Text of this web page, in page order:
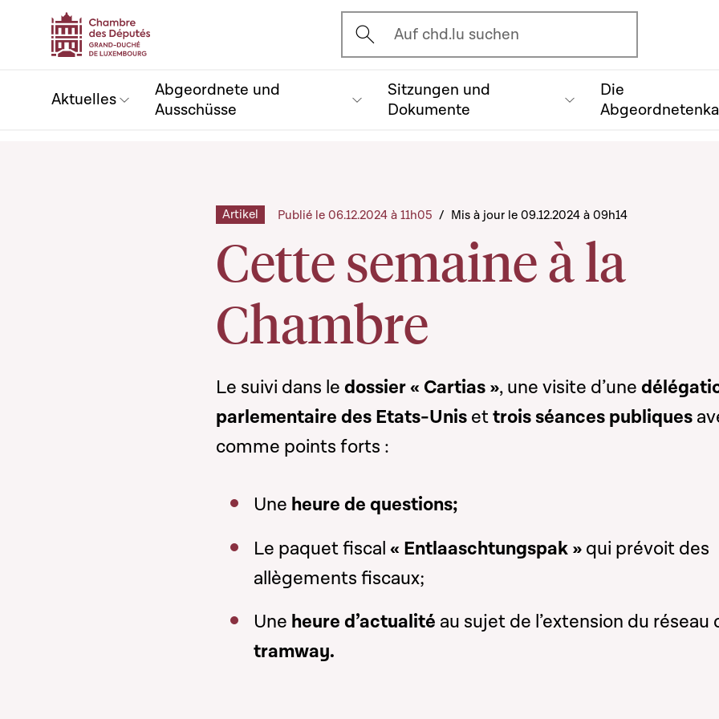
Ouvrir l'écran de recherche
Auf chd.lu suchen
Aktuelles
Abgeordnete und
Ausschüsse
Sitzungen und
Dokumente
Die
Cette semaine à la
Chambre
Artikel Publié le 06.12.2024 à 11h05 / Mis à jour le 09.12.2024 à 09h14
Le suivi dans le dossier « Cartias », une visite d’une
parlementaire des Etats-Unis ettrois séances publiques
comme points forts :
Une heure de questions;
Le paquet fiscal « Entlaaschtungspak » qui prévoit des
allègements fiscaux;
Une heure d’actualité au sujet de l’extension du réseau
tramway.